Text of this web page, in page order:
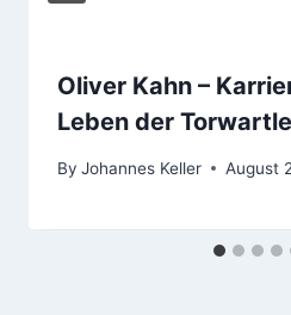
Oliver Kahn –
Leben der
By Johannes Keller August